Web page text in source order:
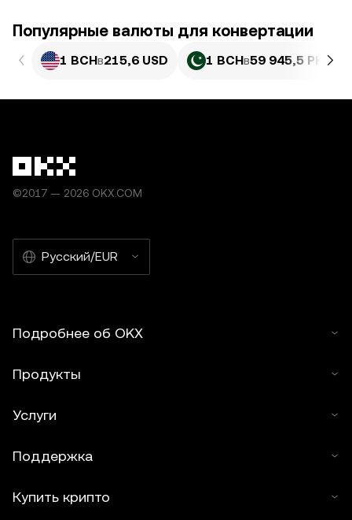
Популярные валюты для конвертации
1 BCHв215,6 USD 1 BCHв59 945,5 PKR
©2017 — 2026 OKX.COM
Русский/EUR
Подробнее об OKX
Продукты
Услуги
Поддержка
Купить крипто